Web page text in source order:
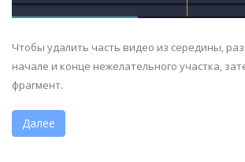
Чтобы удалить часть видео из середины,
начале и конце нежелательного участка,
фрагмент.
Далее